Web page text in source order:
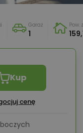
Garaż
1
Pow.
Kup
cenę